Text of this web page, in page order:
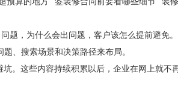
，为什么会出问题，客户该怎么提前避免
、搜索场景和决策路径来布局。
。这些内容持续积累以后，企业在网上就